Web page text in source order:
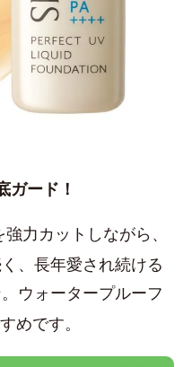
ガード！
力カットしながら、
、長年愛され続ける
ウォータープルーフ
めです。